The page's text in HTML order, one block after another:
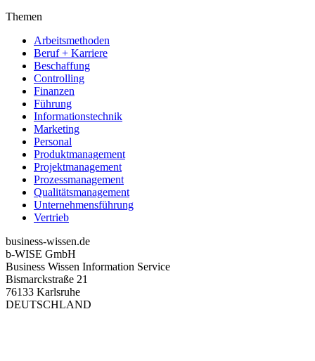
Themen
Arbeitsmethoden
Beruf + Karriere
Beschaffung
Controlling
Finanzen
Führung
Informationstechnik
Marketing
Personal
Produktmanagement
Projektmanagement
Prozessmanagement
Qualitätsmanagement
Unternehmensführung
Vertrieb
business-wissen.de
b-WISE GmbH
Business Wissen Information Service
Bismarckstraße 21
76133 Karlsruhe
DEUTSCHLAND